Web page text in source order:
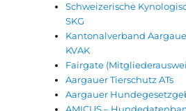
Schweizerische
SKG
Kantonalverband
KVAK
Fairgate
Aargauer Tierschutz ATs
Aargauer